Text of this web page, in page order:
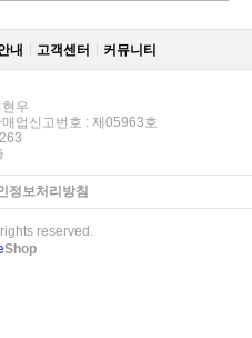
내 고객센터 커뮤니티
우
업신고번호 : 제05963호
정보처리방침
reserved.
Shop